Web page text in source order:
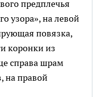
предплечья
узора», на левой
повязка,
коронки из
справа шрам
на правой